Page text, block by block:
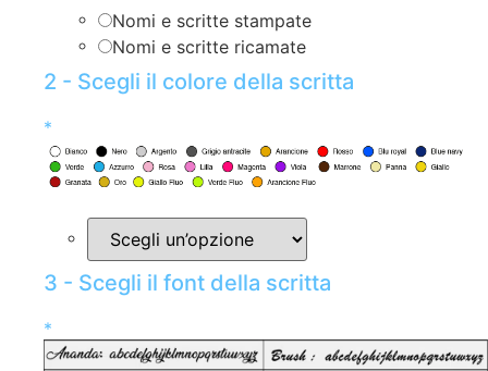
Nomi e scritte stampate
Nomi e scritte ricamate
2 - Scegli il colore della scritta
*
3 - Scegli il font della scritta
*